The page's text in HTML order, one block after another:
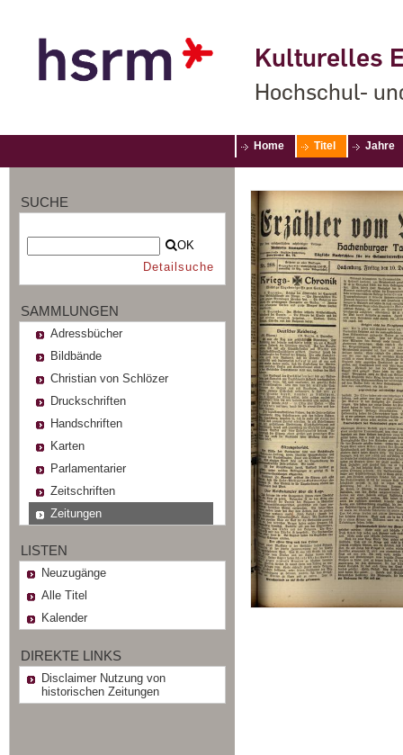
Kulturelles
Hochschul-
Home Titel Jahre
SUCHE
OK
Detailsuche
SAMMLUNGEN
Adressbücher
Bildbände
Christian von Schlözer
Druckschriften
Handschriften
Karten
Parlamentarier
Zeitschriften
Zeitungen
LISTEN
Neuzugänge
Alle Titel
Kalender
DIREKTE LINKS
Disclaimer Nutzung von
historischen Zeitungen